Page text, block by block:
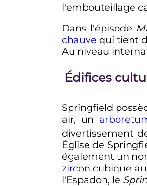
l'embouteillage
Dans l'épisode
chauve qui tient
Au niveau
Édifices
Springfield
air, un
divertissement
Église de
également un
zircon cubique
l'Espadon, le